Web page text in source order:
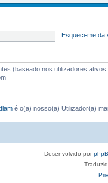
Esqueci-me da
(baseado nos utilizadores
é o(a) nosso(a) Utilizador(a)
Desenvolvido por